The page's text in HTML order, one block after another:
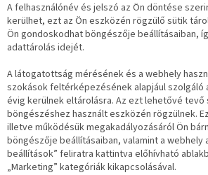
A felhasználónév és jelszó az Ön döntése
kerülhet, ezt az Ön eszközén rögzülő sütik
Ön gondoskodhat böngészője beállításaiban,
adattárolás idejét.
A látogatottság mérésének és a webhely
szokások feltérképezésének alapjául
évig kerülnek eltárolásra. Az ezt lehetővé tevő
böngészéshez használt eszközén rögzülnek.
illetve működésük megakadályozásáról Ön
böngészője beállításaiban, valamint a webhely
beállítások” feliratra kattintva előhívható
„Marketing” kategóriák kikapcsolásával.